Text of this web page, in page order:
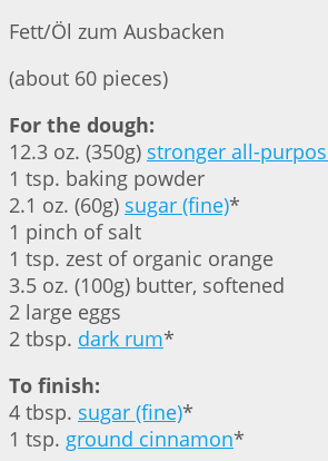
Fett/Öl zum Ausbacken
(about 60 pieces)
For the dough:
12.3 oz. (350g) stronger all-
1 tsp. baking powder
2.1 oz. (60g) sugar (fine)*
1 pinch of salt
1 tsp. zest of organic orange
3.5 oz. (100g) butter, softened
2 large eggs
2 tbsp. dark rum*
To finish:
4 tbsp. sugar (fine)*
1 tsp. ground cinnamon*